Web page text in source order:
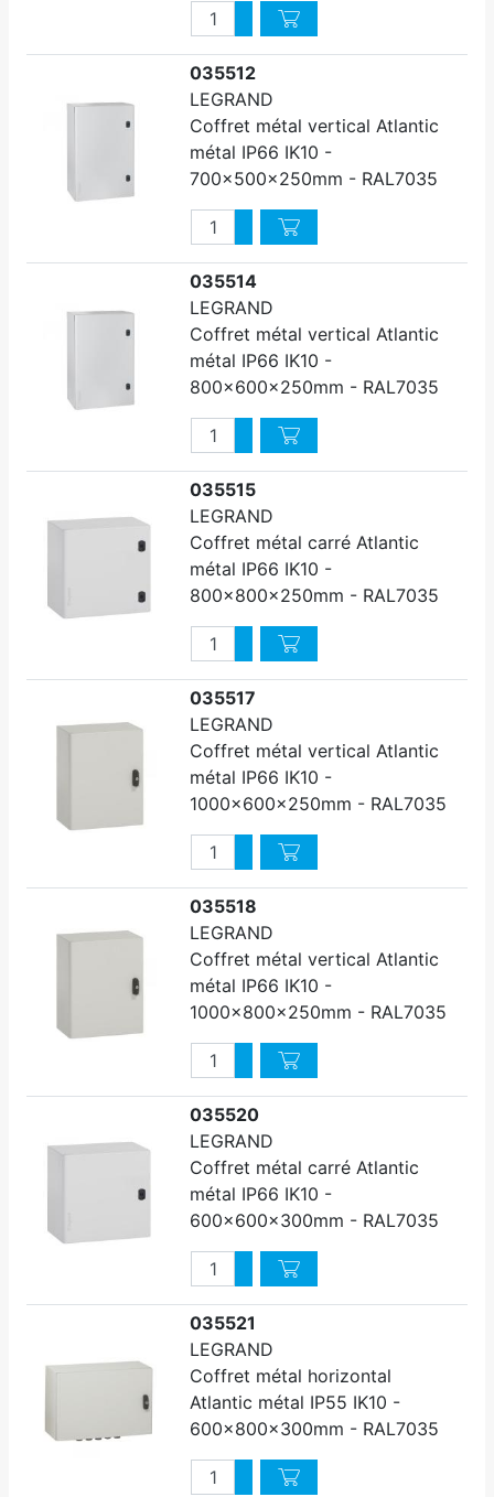
QuantitéAugmenter quantité
Diminuer quantité
035512
LEGRAND
Coffret métal vertical Atlantic
métal IP66 IK10 -
700x500x250mm - RAL7035
QuantitéAugmenter quantité
Diminuer quantité
035514
LEGRAND
Coffret métal vertical Atlantic
métal IP66 IK10 -
800x600x250mm - RAL7035
QuantitéAugmenter quantité
Diminuer quantité
035515
LEGRAND
Coffret métal carré Atlantic
métal IP66 IK10 -
800x800x250mm - RAL7035
QuantitéAugmenter quantité
Diminuer quantité
035517
LEGRAND
Coffret métal vertical Atlantic
métal IP66 IK10 -
1000x600x250mm - RAL7035
QuantitéAugmenter quantité
Diminuer quantité
035518
LEGRAND
Coffret métal vertical Atlantic
métal IP66 IK10 -
1000x800x250mm - RAL7035
QuantitéAugmenter quantité
Diminuer quantité
035520
LEGRAND
Coffret métal carré Atlantic
métal IP66 IK10 -
600x600x300mm - RAL7035
QuantitéAugmenter quantité
Diminuer quantité
035521
LEGRAND
Coffret métal horizontal
Atlantic métal IP55 IK10 -
600x800x300mm - RAL7035
QuantitéAugmenter quantité